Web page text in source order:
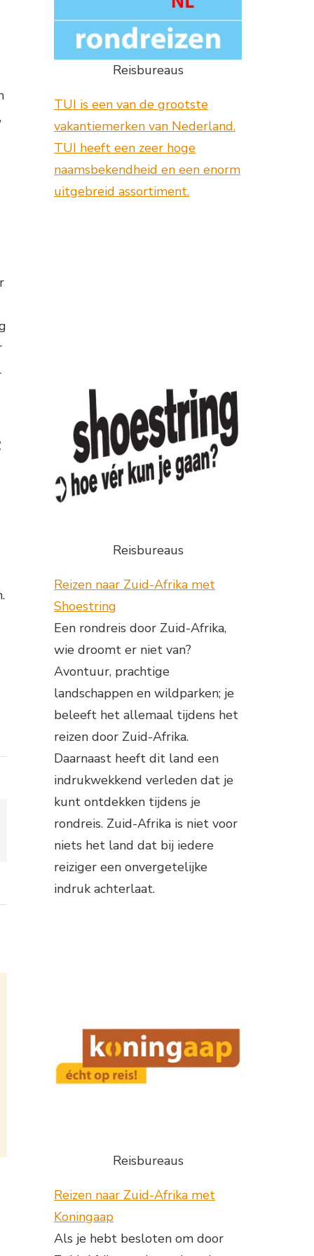
Reisbureaus
TUI is een van de grootste
vakantiemerken van Nederland.
TUI heeft een zeer hoge
naamsbekendheid en een enorm
uitgebreid assortiment.
Reisbureaus
Reizen naar Zuid-Afrika met
Shoestring
Een rondreis door Zuid-Afrika,
wie droomt er niet van?
Avontuur, prachtige
landschappen en wildparken; je
beleeft het allemaal tijdens het
reizen door Zuid-Afrika.
Daarnaast heeft dit land een
indrukwekkend verleden dat je
kunt ontdekken tijdens je
rondreis. Zuid-Afrika is niet voor
niets het land dat bij iedere
reiziger een onvergetelijke
indruk achterlaat.
Reisbureaus
Reizen naar Zuid-Afrika met
Koningaap
Als je hebt besloten om door